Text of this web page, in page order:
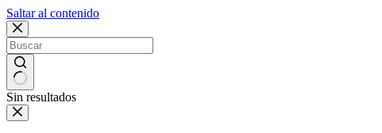
Saltar al contenido
Sin resultados